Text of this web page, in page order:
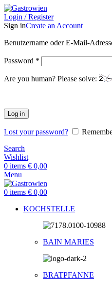
Login / Register
Sign inCreate an Account
Benutzername oder E-Mail-
Password *
Are you human? Please solve:
Log in
Lost your password?
Search
Wishlist
0 items € 0,00
Menu
0 items € 0,00
KOCHSTELLE
BAIN MARIES
BRATPFANNE